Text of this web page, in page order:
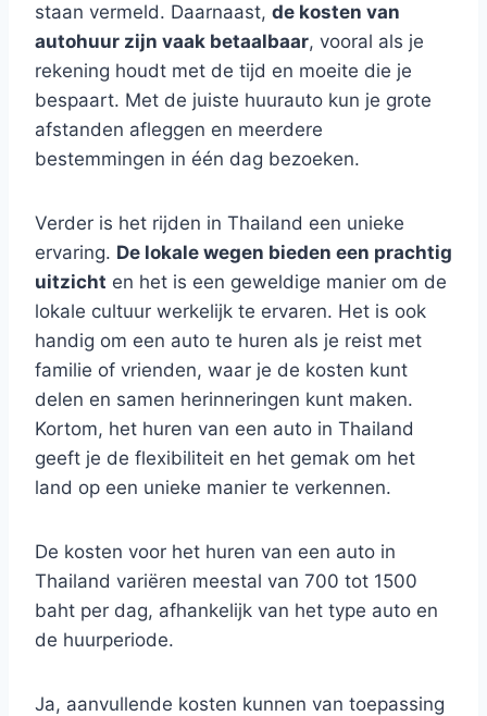
staan vermeld. Daarnaast, de kosten van
autohuur zijn vaak betaalbaar, vooral als je
rekening houdt met de tijd en moeite die je
bespaart. Met de juiste huurauto kun je grote
afstanden afleggen en meerdere
bestemmingen in één dag bezoeken.
Verder is het rijden in Thailand een unieke
ervaring. De lokale wegen bieden een prachtig
uitzicht en het is een geweldige manier om de
lokale cultuur werkelijk te ervaren. Het is ook
handig om een auto te huren als je reist met
familie of vrienden, waar je de kosten kunt
delen en samen herinneringen kunt maken.
Kortom, het huren van een auto in Thailand
geeft je de flexibiliteit en het gemak om het
land op een unieke manier te verkennen.
De kosten voor het huren van een auto in
Thailand variëren meestal van 700 tot 1500
baht per dag, afhankelijk van het type auto en
de huurperiode.
Ja, aanvullende kosten kunnen van toepassing